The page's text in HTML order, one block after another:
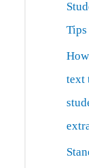
Tips
text